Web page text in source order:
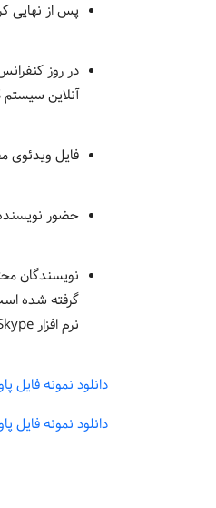
پس از نهایی
در روز
آنلاین سیستم LMS برگزار می گردد، حضور داشته باشد.
فایل ویدئوی
حضور
نرم افزار Skype را نیز نصب کند.
دانلود نمونه فایل
دانلود نمونه فایل